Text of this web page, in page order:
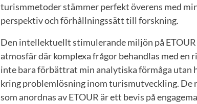
turismmetoder stämmer perfekt överens med
perspektiv och förhållningssätt till forskning.
Den intellektuellt stimulerande miljön på
atmosfär där komplexa frågor behandlas med
inte bara förbättrat min analytiska förmåga
kring problemlösning inom turismutveckling. De
som anordnas av ETOUR är ett bevis på